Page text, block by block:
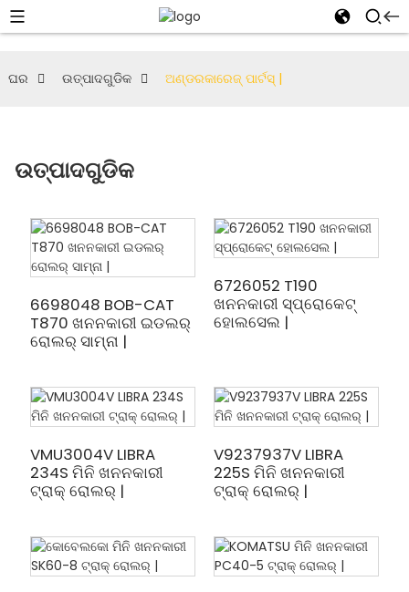
ଘର ଉତ୍ପାଦଗୁଡିକ ଅଣ୍ଡରକାରେଜ୍ ପାର୍ଟସ୍ |
ଉତ୍ପାଦଗୁଡିକ
6698048 BOB-CAT
T870 ଖନନକାରୀ ଇଡଲର୍
ରୋଲର୍ ସାମ୍ନା |
6726052 T190
ଖନନକାରୀ ସ୍ପ୍ରୋକେଟ୍
ହୋଲସେଲ |
VMU3004V LIBRA
234S ମିନି ଖନନକାରୀ
ଟ୍ରାକ୍ ରୋଲର୍ |
V9237937V LIBRA
225S ମିନି ଖନନକାରୀ
ଟ୍ରାକ୍ ରୋଲର୍ |